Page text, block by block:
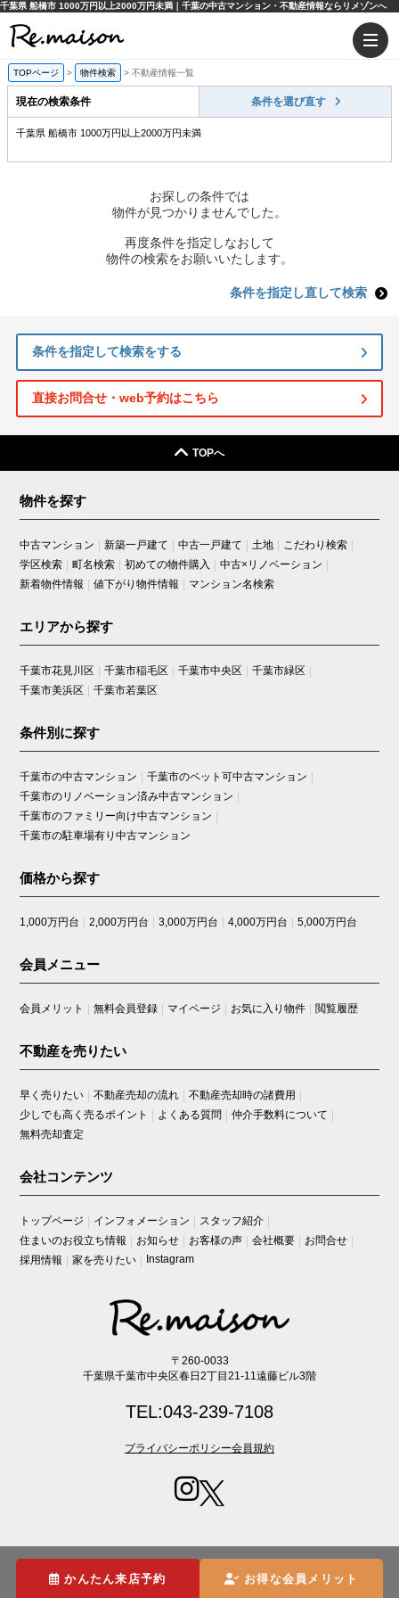
千葉県 船橋市 1000万円以上2000万円未満｜千葉の中古マンション・不動産情報ならリメゾンへ
TOPページ > 物件検索 > 不動産情報一覧
現在の検索条件 条件を選び直す
千葉県 船橋市 1000万円以上2000万円未満
お探しの条件では
物件が見つかりませんでした。
再度条件を指定しなおして
物件の検索をお願いいたします。
条件を指定し直して検索
条件を指定して検索をする
直接お問合せ・web予約はこちら
TOPへ
物件を探す
中古マンション 新築一戸建て 中古一戸建て 土地
こだわり検索
学区検索
町名検索 初めての物件購入
中古×リノベーション
新着物件情報
値下がり物件情報 マンション名検索
エリアから探す
千葉市花見川区 千葉市稲毛区 千葉市中央区
千葉市緑区
千葉市美浜区
千葉市若葉区
条件別に探す
千葉市の中古マンション
千葉市のペット可中古マンション
千葉市のリノベーション済み中古マンション
千葉市のファミリー向け中古マンション
千葉市の駐車場有り中古マンション
価格から探す
1,000万円台 2,000万円台 3,000万円台 4,000万円台 5,000万円台
会員メニュー
会員メリット 無料会員登録 マイページ お気に入り物件 閲覧履歴
不動産を売りたい
早く売りたい 不動産売却の流れ
不動産売却時の諸費用
少しでも高く売るポイント
よくある質問
仲介手数料について
無料売却査定
会社コンテンツ
トップページ インフォメーション
スタッフ紹介
住まいのお役立ち情報
お知らせ お客様の声 会社概要
お問合せ
採用情報
家を売りたい Instagram
〒260-0033
千葉県千葉市中央区春日2丁目21-11遠藤ビル3階
TEL:043-239-7108
プライバシーポリシー会員規約
Copyright (C) Re・maison lnc. All Rights Reserved.
かんたん来店予約 お得な会員メリット